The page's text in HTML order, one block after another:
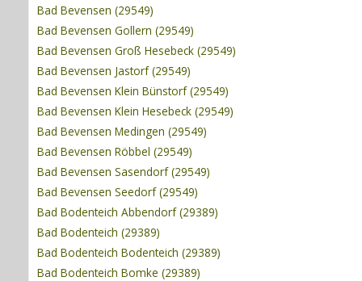
Bad Bevensen (29549)
Bad Bevensen Gollern (29549)
Bad Bevensen Groß Hesebeck (29549)
Bad Bevensen Jastorf (29549)
Bad Bevensen Klein Bünstorf (29549)
Bad Bevensen Klein Hesebeck (29549)
Bad Bevensen Medingen (29549)
Bad Bevensen Röbbel (29549)
Bad Bevensen Sasendorf (29549)
Bad Bevensen Seedorf (29549)
Bad Bodenteich Abbendorf (29389)
Bad Bodenteich (29389)
Bad Bodenteich Bodenteich (29389)
Bad Bodenteich Bomke (29389)